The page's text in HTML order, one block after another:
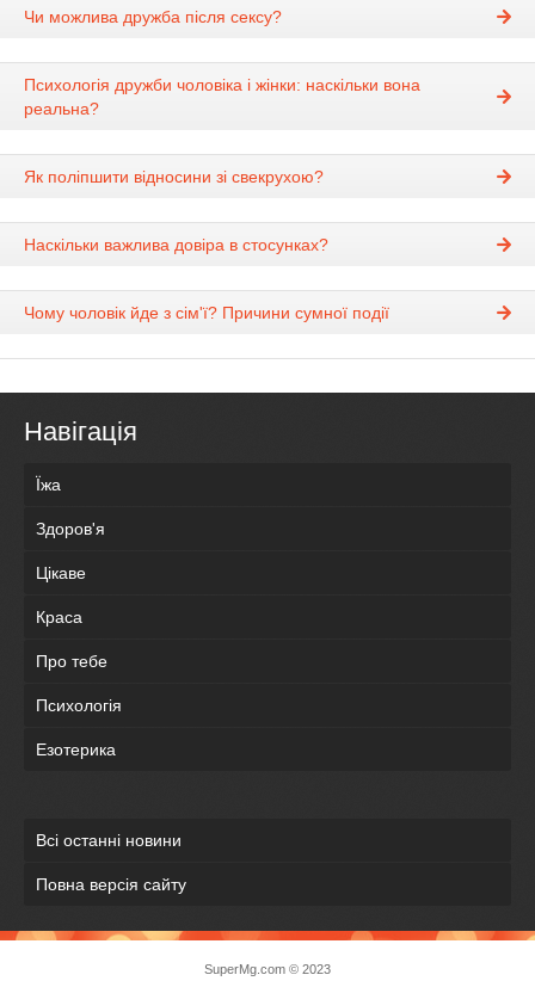
Чи можлива дружба після сексу?
Психологія дружби чоловіка і жінки: наскільки вона
реальна?
Як поліпшити відносини зі свекрухою?
Наскільки важлива довіра в стосунках?
Чому чоловік йде з сім'ї? Причини сумної події
Навігація
Їжа
Здоров'я
Цікаве
Краса
Про тебе
Психологія
Езотерика
Всі останні новини
Повна версія сайту
SuperMg.com © 2023